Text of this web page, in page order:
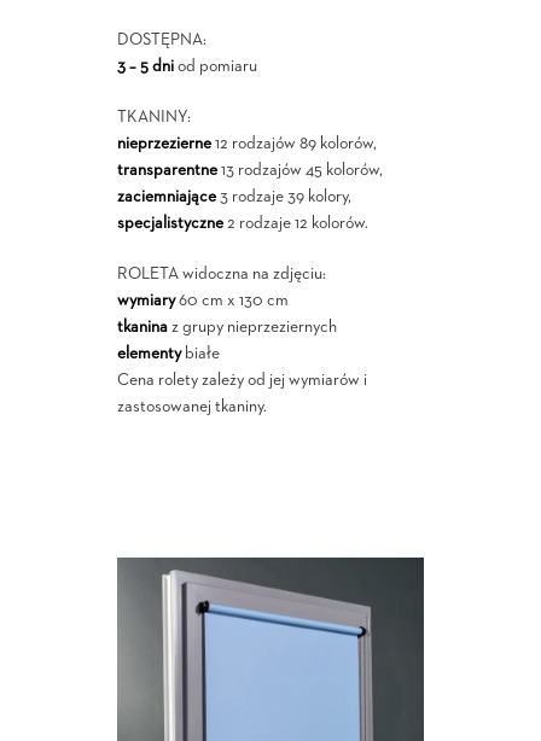
DOSTĘPNA:
3 – 5 dniod pomiaru
TKANINY:
nieprzezierne12 rodzajów 89 kolorów,
transparentne13 rodzajów 45 kolorów,
zaciemniające3 rodzaje 39 kolory,
specjalistyczne2 rodzaje 12 kolorów.
ROLETA widoczna na zdjęciu:
wymiary60 cm x 130 cm
tkaninaz grupy nieprzeziernych
elementybiałe
Cena rolety zależy od jej wymiarów i
zastosowanej tkaniny.